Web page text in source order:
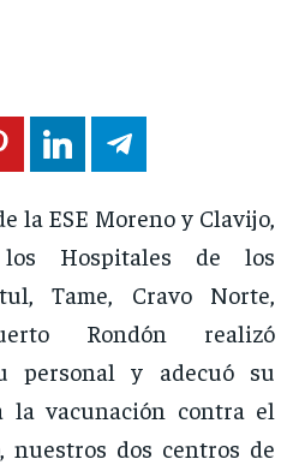
la ESE Moreno y Clavijo,
Hospitales de los
Tame, Cravo Norte,
Rondón realizó
personal y adecuó su
la vacunación contra el
nuestros dos centros de